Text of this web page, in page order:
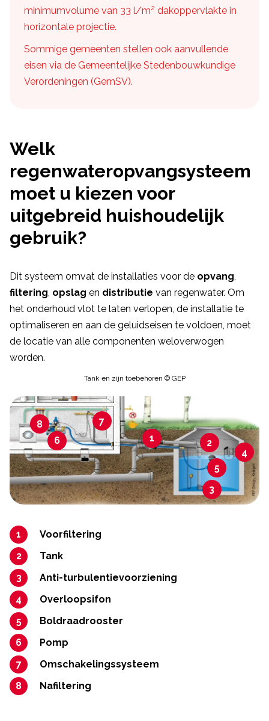
minimumvolume van 33 l/m2 dakoppervlakte in
horizontale projectie.
Sommige gemeenten stellen ook aanvullende
eisen via de Gemeentelijke Stedenbouwkundige
Verordeningen (GemSV).
Welk
regenwateropvangsysteem
moet u kiezen voor
uitgebreid huishoudelijk
gebruik?
Dit systeem omvat de installaties voor de opvang
filtering opslag en distributie van regenwater. Om
het onderhoud vlot te laten verlopen, de installatie te
optimaliseren en aan de geluidseisen te voldoen, moet
de locatie van alle componenten weloverwogen
worden.
Tank en zijn toebehoren © GEP
1 2
3
4
5
6
7
8
Voorfiltering
Tank
Anti-turbulentievoorziening
Overloopsifon
Boldraadrooster
Pomp
Omschakelingssysteem
Nafiltering